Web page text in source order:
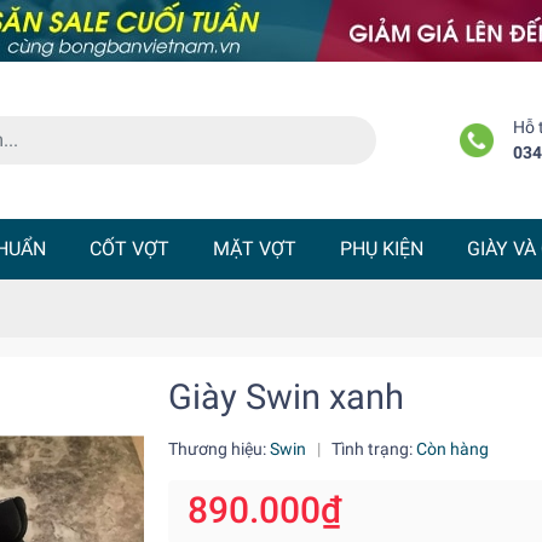
Hỗ
CỐT VỢT MẶT VỢT PHỤ KIỆN GIÀY VÀ
Giày Swin xanh
Thương hiệu:Swin | Tình trạng:Còn hàng
890.000₫